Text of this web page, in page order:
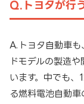
Q.トヨタが行
A.トヨタ自動車
ドモデルの製造
います。中でも
る燃料電池自動